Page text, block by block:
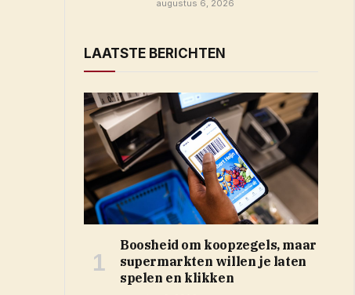
augustus 6, 2026
LAATSTE BERICHTEN
Boosheid om koopzegels, maar
supermarkten willen je laten
spelen en klikken